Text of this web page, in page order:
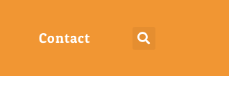
Contact